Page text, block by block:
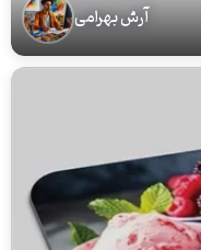
آرش بهرامی